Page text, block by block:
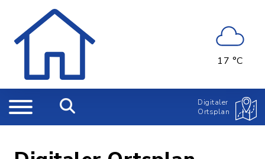
17 °C
Digitaler
Ortsplan